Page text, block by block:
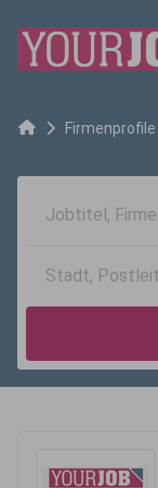
Firmenprofile